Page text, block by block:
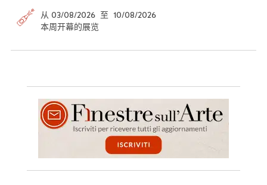
从 03/08/2026 至 10/08/2026
本周开幕的展览